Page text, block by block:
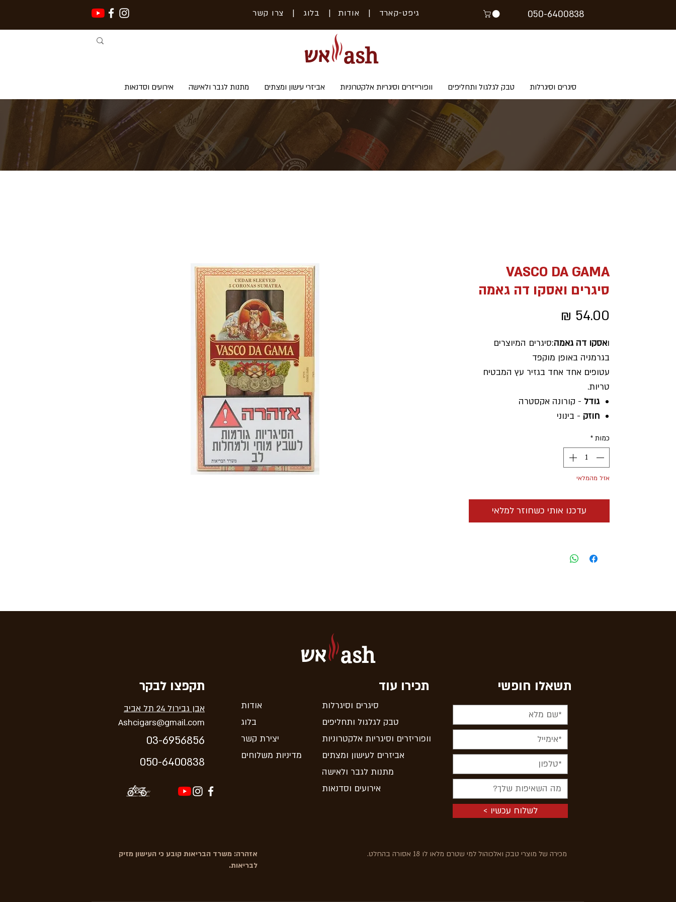
גיפט-קארד | אודות | בלוג | צרו קשר 050-6400838
אש ash
סיגרים וסיגרלות טבק לגלגול ותחליפים וופורייזרים וסיגריות אלקטרוניות אביזרי עישון ומצתים מתנות לגבר ולאישה אירועים וסדנאות
VASCO DA GAMA
סיגרים ואסקו דה גאמה
ואסקו דה גאמה:סיגרים המיוצרים
בגרמניה באופן מוקפד
עטופים אחד אחד בגזיר עץ המבטיח
טריות.
גודל - קורונה אקסטרה
חוזק - בינוני
מארז- 25 סיגרים בקופסה
הזמנה- המחיר הוא לחפיסה
כמות *
אזל מהמלאי
עדכנו אותי כשחוזר למלאי
אש ash
תקפצו לבקר
אבן גבירול 24 תל אביב
Ashcigars@gmail.com
03-6956856
050-6400838
אודות
בלוג
יצירת קשר
מדיניות משלוחים
תכירו עוד
סיגרים וסיגרלות
טבק לגלגול ותחליפים
וופוריזרים וסיגריות אלקטרוניות
אביזרים לעישון ומצתים
מתנות לגבר ולאישה
אירועים וסדנאות
תשאלו חופשי
< לשלוח עכשיו
אזהרה: משרד הבריאות קובע כי העישון מזיק
לבריאות.
מכירה של מוצרי טבק ואלכוהול למי שטרם מלאו לו 18 אסורה בהחלט.